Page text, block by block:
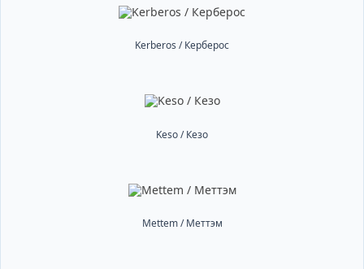
Kerberos / Керберос
Keso / Кезо
Mettem / Меттэм